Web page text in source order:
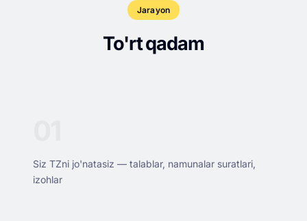
Jarayon
To'rt qadam
Siz TZni jo'natasiz — talablar, namunalar suratlari,
izohlar